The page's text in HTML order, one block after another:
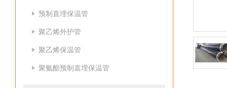
预制直埋保温管
聚乙烯外护管
聚乙烯保温管
聚氨酯预制直埋保温管